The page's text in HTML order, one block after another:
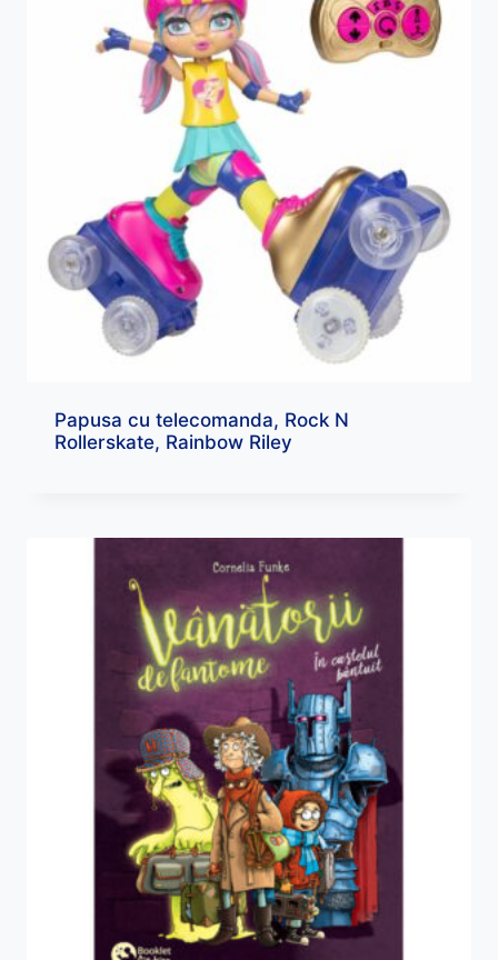
Papusa cu telecomanda, Rock N
Rollerskate, Rainbow Riley